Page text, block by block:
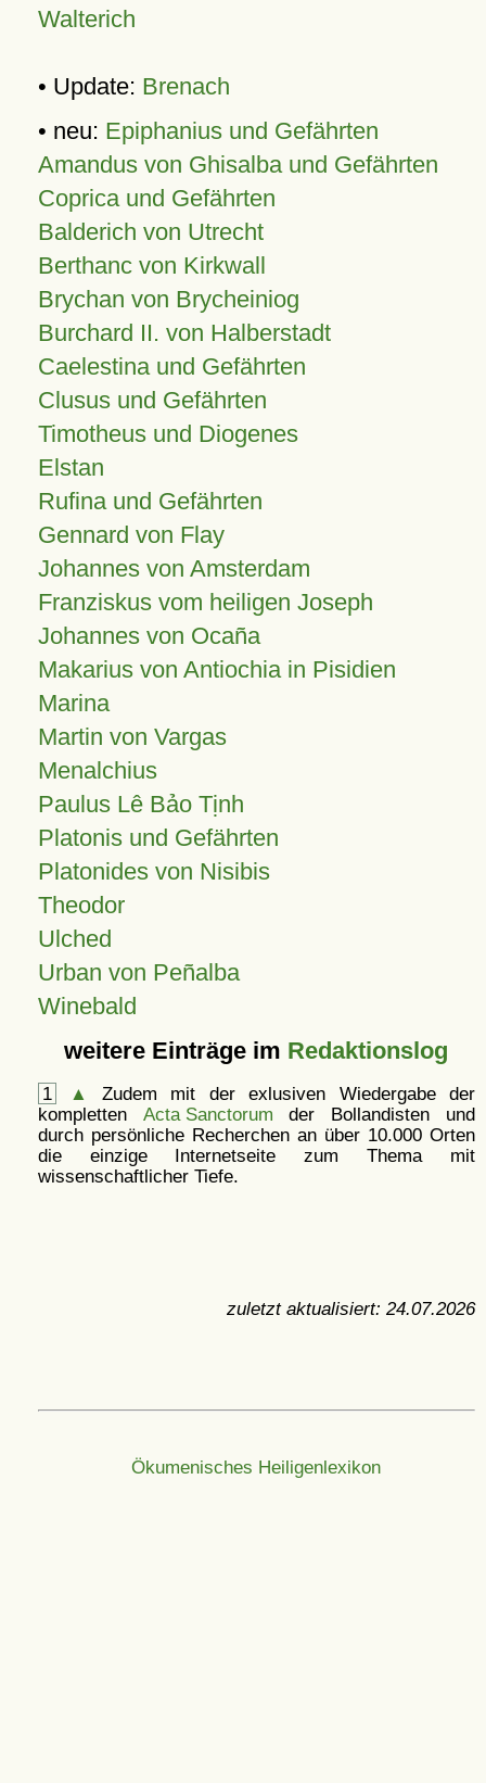
Walterich
• Update: Brenach
• neu: Epiphanius und Gefährten
Amandus von Ghisalba und Gefährten
Coprica und Gefährten
Balderich von Utrecht
Berthanc von Kirkwall
Brychan von Brycheiniog
Burchard II. von Halberstadt
Caelestina und Gefährten
Clusus und Gefährten
Timotheus und Diogenes
Elstan
Rufina und Gefährten
Gennard von Flay
Johannes von Amsterdam
Franziskus vom heiligen Joseph
Johannes von Ocaña
Makarius von Antiochia in Pisidien
Marina
Martin von Vargas
Menalchius
Paulus Lê Bảo Tịnh
Platonis und Gefährten
Platonides von Nisibis
Theodor
Ulched
Urban von Peñalba
Winebald
weitere Einträge im Redaktionslog
1 ▲
Zudem mit der exlusiven Wiedergabe der
kompletten Acta Sanctorum der Bollandisten und
durch persönliche Recherchen an über 10.000 Orten
die einzige Internetseite zum Thema mit
wissenschaftlicher Tiefe.
zuletzt aktualisiert: 24.07.2026
Ökumenisches Heiligenlexikon